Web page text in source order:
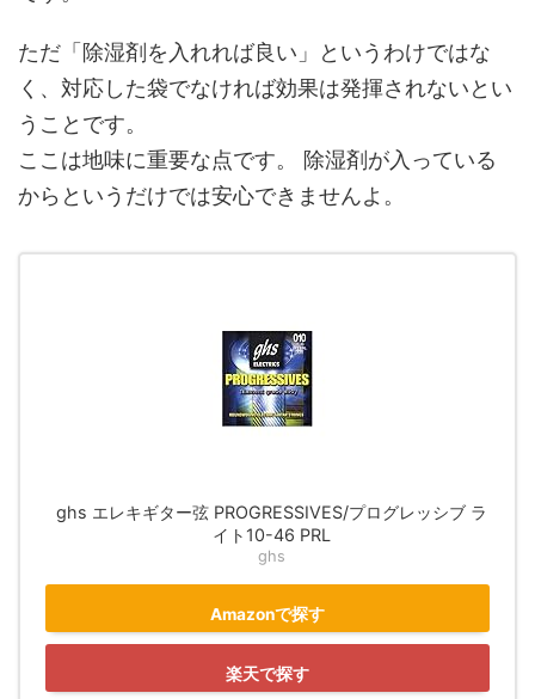
ただ「除湿剤を入れれば良い」というわけではな
く、対応した袋でなければ効果は発揮されないとい
うことです。
ここは地味に重要な点です。 除湿剤が入っている
からというだけでは安心できませんよ。
ghs エレキギター弦 PROGRESSIVES/プログレッシブ ラ
イト10-46 PRL
ghs
Amazonで探す
楽天で探す